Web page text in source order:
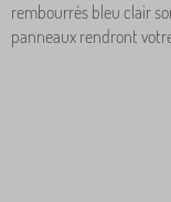
rembourrés bleu clair
panneaux rendront